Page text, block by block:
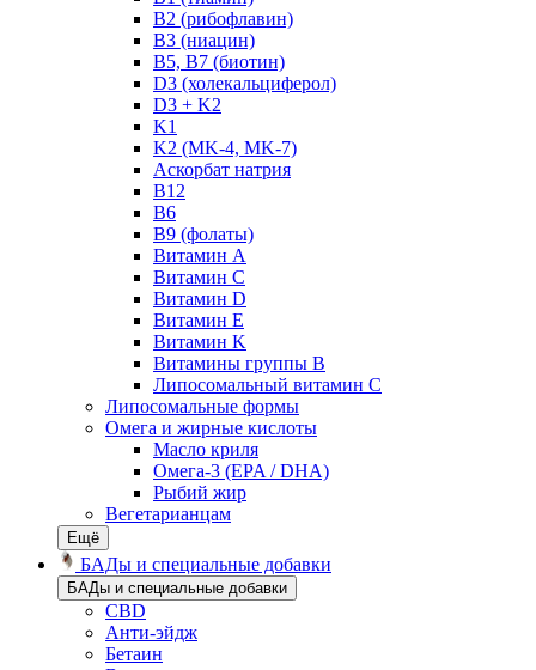
B2 (рибофлавин)
B3 (ниацин)
B5, B7 (биотин)
D3 (холекальциферол)
D3 + K2
K1
K2 (MK-4, MK-7)
Аскорбат натрия
В12
В6
В9 (фолаты)
Витамин A
Витамин C
Витамин D
Витамин E
Витамин K
Витамины группы B
Липосомальный витамин C
Липосомальные формы
Омега и жирные кислоты
Масло криля
Омега-3 (EPA / DHA)
Рыбий жир
Вегетарианцам
Ещё
БАДы и специальные добавки
БАДы и специальные добавки
CBD
Анти-эйдж
Бетаин